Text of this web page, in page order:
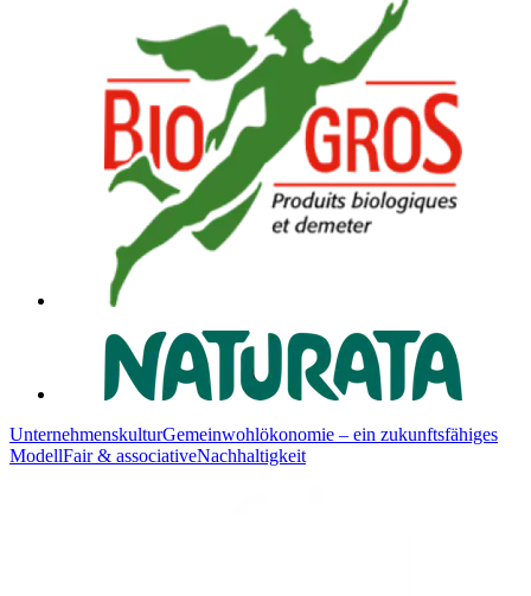
UnternehmenskulturGemeinwohlökonomie – ein zukunftsfähiges
ModellFair & associativeNachhaltigkeit